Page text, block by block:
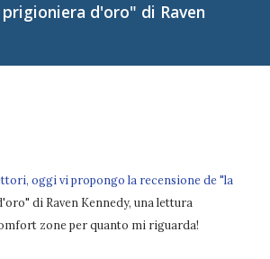
prigioniera d'oro" di Raven
oggi vi propongo la recensione de "la
di Raven Kennedy, una lettura
zone per quanto mi riguarda!